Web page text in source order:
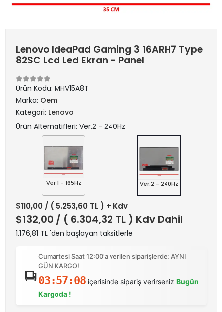
Lenovo IdeaPad Gaming 3 16ARH7 Type
82SC Lcd Led Ekran - Panel
Ürün Kodu: MHV15A8T
Marka: Oem
Kategori: Lenovo
Ürün Alternatifleri: Ver.2 - 240Hz
Ver.1 - 165Hz Ver.2 - 240Hz
$110,00 / ( 5.253,60 TL ) + Kdv
$132,00 / ( 6.304,32 TL ) Kdv Dahil
1.176,81 TL 'den başlayan taksitlerle
Cumartesi Saat 12:00'a verilen siparişlerde: AYNI
GÜN KARGO!
03:57:08içerisinde sipariş verirseniz Bugün
Kargoda !